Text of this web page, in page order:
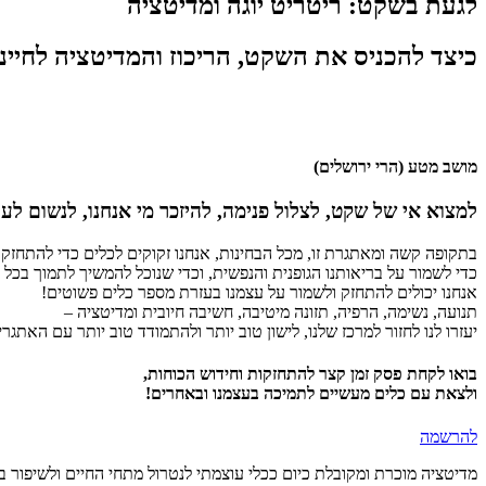
כיצד להכניס את השקט, הריכוז והמדיטציה
מושב מטע (הרי ירושלים)
למצוא אי של שקט, לצלול פנימה, להיזכר מי אנחנו, לנשום
בתקופה קשה ומאתגרת זו, מכל הבחינות, אנחנו זקוקים לכלים כדי
כדי לשמור על בריאותנו הגופנית והנפשית, וכדי שנוכל להמשיך לתמוך
אנחנו יכולים להתחזק ולשמור על עצמנו בעזרת מספר כלים פשוטים!
תנועה, נשימה, הרפיה, תזונה מיטיבה, חשיבה חיובית ומדיטציה –
יעזרו לנו לחזור למרכז שלנו, לישון טוב יותר ולהתמודד טוב יותר עם
בואו לקחת פסק זמן קצר להתחזקות וחידוש הכוחות,
ולצאת עם כלים מעשיים לתמיכה בעצמנו ובאחרים!
להרשמה
מדיטציה מוכרת ומקובלת כיום ככלי עוצמתי לנטרול מתחי החיים ולשיפור